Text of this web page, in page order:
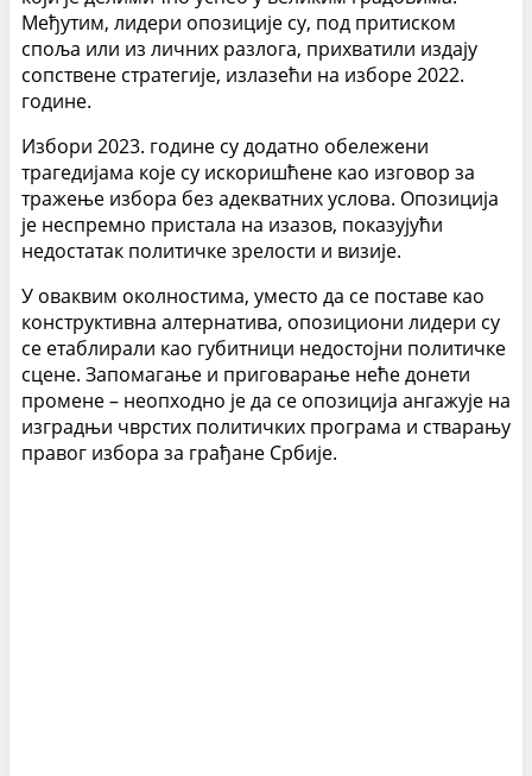
Међутим, лидери опозиције су, под притиском
споља или из личних разлога, прихватили издају
сопствене стратегије, излазећи на изборе 2022.
године.
Избори 2023. године су додатно обележени
трагедијама које су искоришћене као изговор за
тражење избора без адекватних услова. Опозиција
је неспремно пристала на изазов, показујући
недостатак политичке зрелости и визије.
У оваквим околностима, уместо да се поставе као
конструктивна алтернатива, опозициони лидери су
се етаблирали као губитници недостојни политичке
сцене. Запомагање и приговарање неће донети
промене – неопходно је да се опозиција ангажује на
изградњи чврстих политичких програма и стварању
правог избора за грађане Србије.